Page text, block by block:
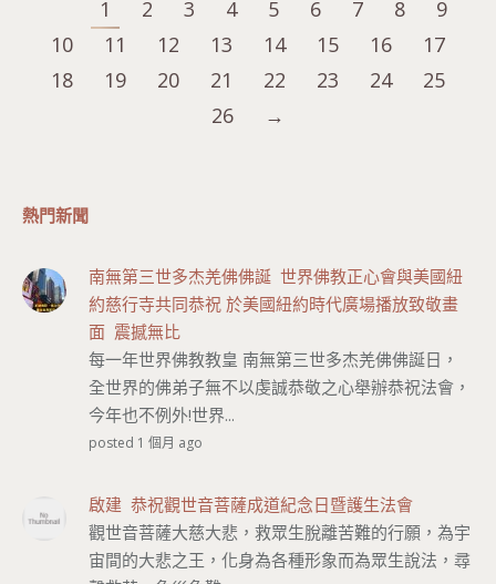
1 2 3 4 5 6 7 8
9
10
11 12 13 14 15 16
17
18
19 20 21 22 23 24
25
26
→
熱門新聞
南無第三世多杰羌佛佛誕 世界佛教正心會與美國紐
約慈行寺共同恭祝 於美國紐約時代廣場播放致敬畫
面 震撼無比
每一年世界佛教教皇 南無第三世多杰羌佛佛誕日，
全世界的佛弟子無不以虔誠恭敬之心舉辦恭祝法會，
今年也不例外!世界...
posted 1 個月 ago
啟建 恭祝觀世音菩薩成道紀念日暨護生法會
觀世音菩薩大慈大悲，救眾生脫離苦難的行願，為宇
宙間的大悲之王，化身為各種形象而為眾生說法，尋